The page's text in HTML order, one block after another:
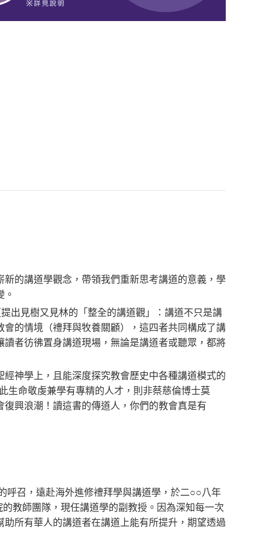
的講道學觀念，帶領我們重新思考講道的意義，學
出見樹又見林的「整全的講道觀」：講道不只是講
的情境（禮拜與牧養關顧），這四者共同構成了講
者彷彿置身講道現場，無論是講道者或聽眾，都將
神學上，且能深度探究教會歷史中各種講道模式的
生命敬虔兼學有專精的人才，則非蔡慈倫博士莫
興浪潮！讀這書的傳道人，你們的教會真是有
呼召，遠赴海外進修禮拜學與講道學，於二○○八年
教師團隊，現任講道學的副教授。因為深知每一次
所有華人的講道者在講道上能有所提升，期望透過